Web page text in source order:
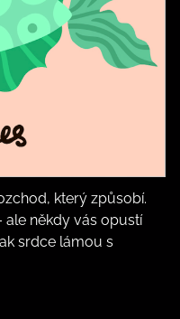
který způsobí.
ale někdy vás opustí
srdce lámou s